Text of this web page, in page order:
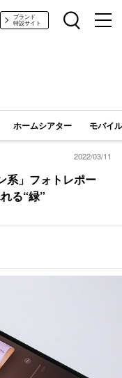
ト
ブランド
特設サイト
ホームシアター モバイ
2022/03/11
系」フォトレポー
る“緑”